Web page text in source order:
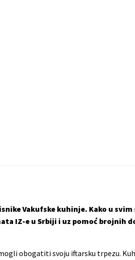
Vakufske kuhinje. Kako u
IZ-e u Srbiji i uz pomoć brojnih
obogatiti svoju iftarsku trpezu.